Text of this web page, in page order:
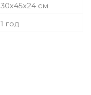
30х45х24 см
1 год